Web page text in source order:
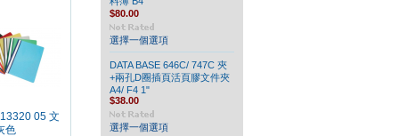
05 文
色
$80.00
選擇一個選項
DATA BASE 646C/ 747C 夾
+兩孔D圈插頁活頁膠文件夾
A4/ F4 1"
$38.00
選擇一個選項